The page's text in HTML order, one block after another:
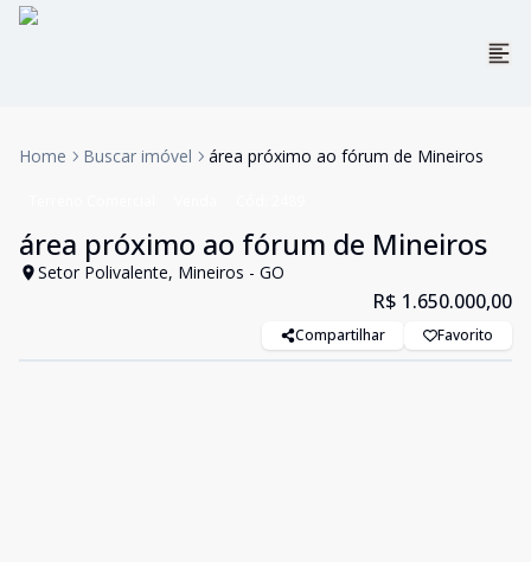
Home Buscar imóvel área próximo ao fórum de Mineiros
área próximo ao fórum de Mineiros
Setor Polivalente, Mineiros - GO
R$ 1.650.000,00
Compartilhar Favorito